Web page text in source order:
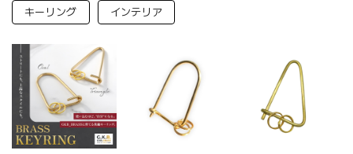
キーリング インテリア